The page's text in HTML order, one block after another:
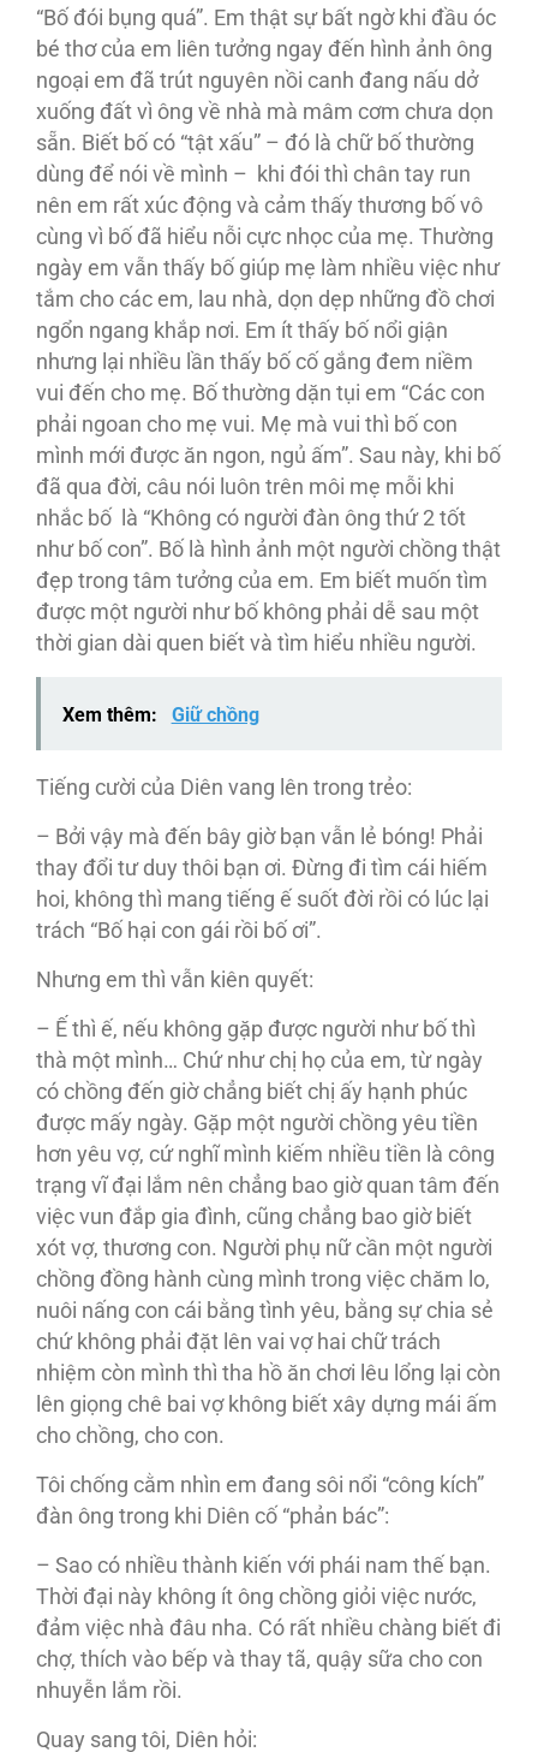
“Bố đói bụng quá”. Em thật sự bất ngờ khi đầu óc
bé thơ của em liên tưởng ngay đến hình ảnh ông
ngoại em đã trút nguyên nồi canh đang nấu dở
xuống đất vì ông về nhà mà mâm cơm chưa dọn
sẵn. Biết bố có “tật xấu” – đó là chữ bố thường
dùng để nói về mình – khi đói thì chân tay run
nên em rất xúc động và cảm thấy thương bố vô
cùng vì bố đã hiểu nỗi cực nhọc của mẹ. Thường
ngày em vẫn thấy bố giúp mẹ làm nhiều việc như
tắm cho các em, lau nhà, dọn dẹp những đồ chơi
ngổn ngang khắp nơi. Em ít thấy bố nổi giận
nhưng lại nhiều lần thấy bố cố gắng đem niềm
vui đến cho mẹ. Bố thường dặn tụi em “Các con
phải ngoan cho mẹ vui. Mẹ mà vui thì bố con
mình mới được ăn ngon, ngủ ấm”. Sau này, khi bố
đã qua đời, câu nói luôn trên môi mẹ mỗi khi
nhắc bố là “Không có người đàn ông thứ 2 tốt
như bố con”. Bố là hình ảnh một người chồng thật
đẹp trong tâm tưởng của em. Em biết muốn tìm
được một người như bố không phải dễ sau một
thời gian dài quen biết và tìm hiểu nhiều người.
Xem thêm: Giữ chồng
Tiếng cười của Diên vang lên trong trẻo:
– Bởi vậy mà đến bây giờ bạn vẫn lẻ bóng! Phải
thay đổi tư duy thôi bạn ơi. Đừng đi tìm cái hiếm
hoi, không thì mang tiếng ế suốt đời rồi có lúc lại
trách “Bố hại con gái rồi bố ơi”.
Nhưng em thì vẫn kiên quyết:
– Ế thì ế, nếu không gặp được người như bố thì
thà một mình… Chứ như chị họ của em, từ ngày
có chồng đến giờ chẳng biết chị ấy hạnh phúc
được mấy ngày. Gặp một người chồng yêu tiền
hơn yêu vợ, cứ nghĩ mình kiếm nhiều tiền là công
trạng vĩ đại lắm nên chẳng bao giờ quan tâm đến
việc vun đắp gia đình, cũng chẳng bao giờ biết
xót vợ, thương con. Người phụ nữ cần một người
chồng đồng hành cùng mình trong việc chăm lo,
nuôi nấng con cái bằng tình yêu, bằng sự chia sẻ
chứ không phải đặt lên vai vợ hai chữ trách
nhiệm còn mình thì tha hồ ăn chơi lêu lổng lại còn
lên giọng chê bai vợ không biết xây dựng mái ấm
cho chồng, cho con.
Tôi chống cằm nhìn em đang sôi nổi “công kích”
đàn ông trong khi Diên cố “phản bác”:
– Sao có nhiều thành kiến với phái nam thế bạn.
Thời đại này không ít ông chồng giỏi việc nước,
đảm việc nhà đâu nha. Có rất nhiều chàng biết đi
chợ, thích vào bếp và thay tã, quậy sữa cho con
nhuyễn lắm rồi.
Quay sang tôi, Diên hỏi: